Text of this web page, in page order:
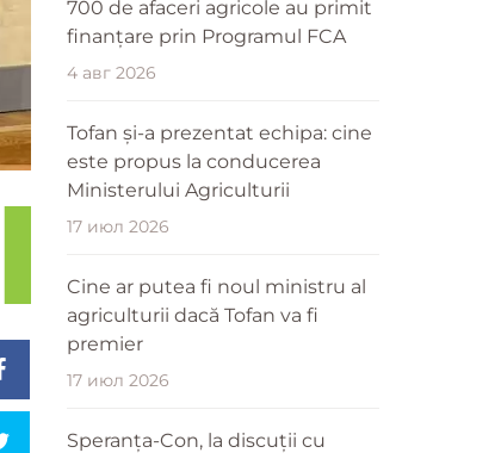
700 de afaceri agricole au primit
finanțare prin Programul FCA
4 авг 2026
Tofan și-a prezentat echipa: cine
este propus la conducerea
Ministerului Agriculturii
17 июл 2026
Cine ar putea fi noul ministru al
agriculturii dacă Tofan va fi
premier
17 июл 2026
Speranța-Con, la discuții cu